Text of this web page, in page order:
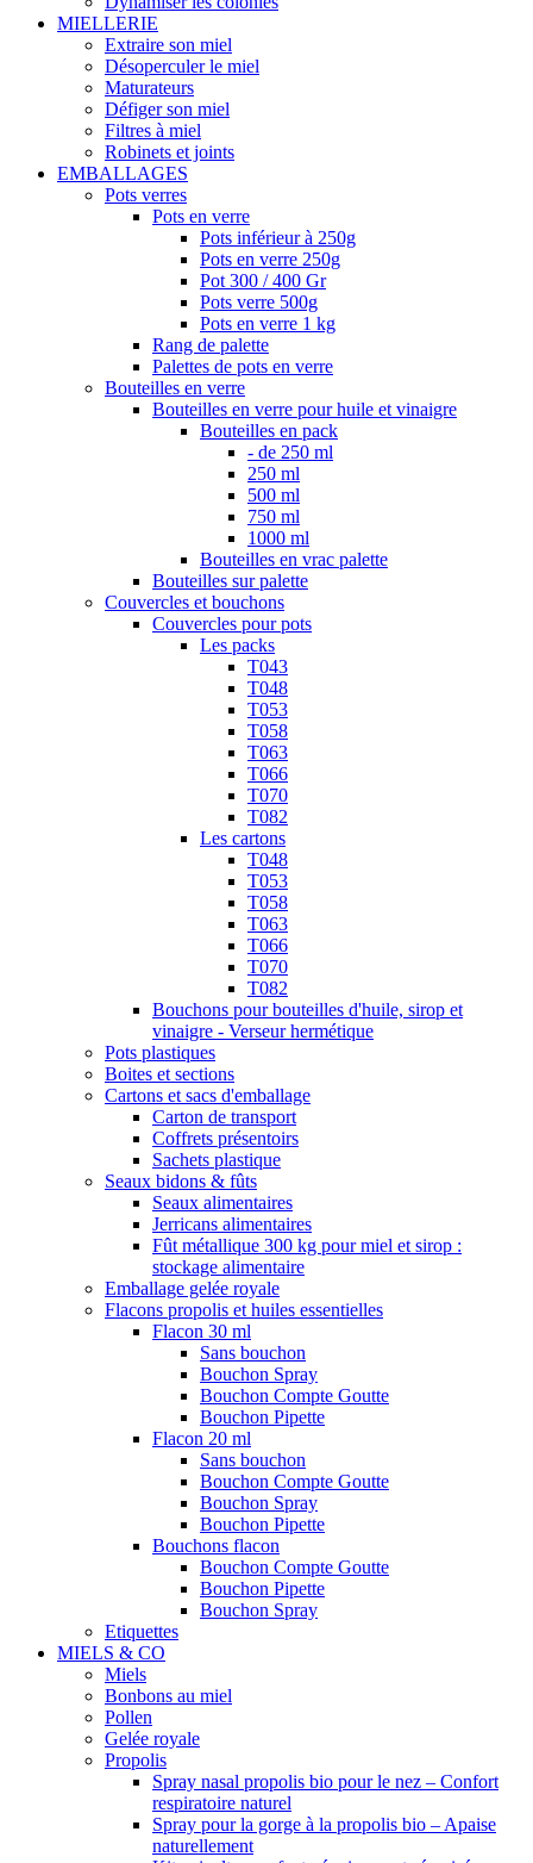
MIELLERIE
Extraire son miel
Désoperculer le miel
Maturateurs
Défiger son miel
Filtres à miel
Robinets et joints
EMBALLAGES
Pots verres
Pots en verre
Pots inférieur à 250g
Pots en verre 250g
Pot 300 / 400 Gr
Pots verre 500g
Pots en verre 1 kg
Rang de palette
Palettes de pots en verre
Bouteilles en verre
Bouteilles en verre pour huile et vinaigre
Bouteilles en pack
- de 250 ml
250 ml
500 ml
750 ml
1000 ml
Bouteilles en vrac palette
Bouteilles sur palette
Couvercles et bouchons
Couvercles pour pots
Les packs
T043
T048
T053
T058
T063
T066
T070
T082
Les cartons
T048
T053
T058
T063
T066
T070
T082
Bouchons pour bouteilles d'huile, sirop et
vinaigre - Verseur hermétique
Pots plastiques
Boites et sections
Cartons et sacs d'emballage
Carton de transport
Coffrets présentoirs
Sachets plastique
Seaux bidons & fûts
Seaux alimentaires
Jerricans alimentaires
Fût métallique 300 kg pour miel et sirop :
stockage alimentaire
Emballage gelée royale
Flacons propolis et huiles essentielles
Flacon 30 ml
Sans bouchon
Bouchon Spray
Bouchon Compte Goutte
Bouchon Pipette
Flacon 20 ml
Sans bouchon
Bouchon Compte Goutte
Bouchon Spray
Bouchon Pipette
Bouchons flacon
Bouchon Compte Goutte
Bouchon Pipette
Bouchon Spray
Etiquettes
MIELS & CO
Miels
Bonbons au miel
Pollen
Gelée royale
Propolis
Spray nasal propolis bio pour le nez – Confort
respiratoire naturel
Spray pour la gorge à la propolis bio – Apaise
naturellement